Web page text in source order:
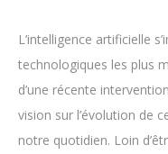
L’intelligence artificielle
technologiques les plus
d’une récente
vision sur l’évolution de
notre quotidien. Loin